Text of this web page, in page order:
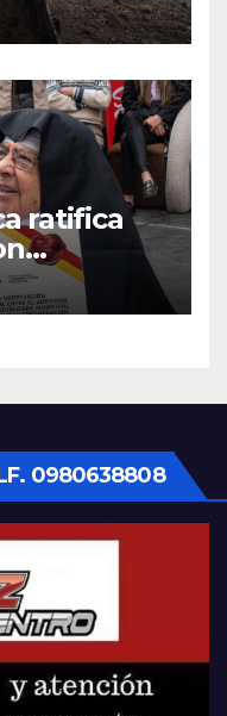
la
las
ratifica
0980638808